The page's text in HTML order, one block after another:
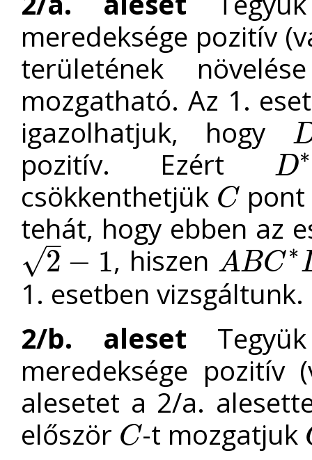
meredeksége pozitív
területének
mozgatható. Az 1.
igazolhatjuk, hogy
D
pozitív. Ezért D∗
D∗A
csökkenthetjük C
C
tehát, hogy ebben az
2
–
√ − 1
2−1 , hiszen ABC∗
ABC∗D∗
1. esetben vizsgáltunk.
2/b. aleset
meredeksége pozitív
alesetet a 2/a.
először C
C -t mozgatjuk